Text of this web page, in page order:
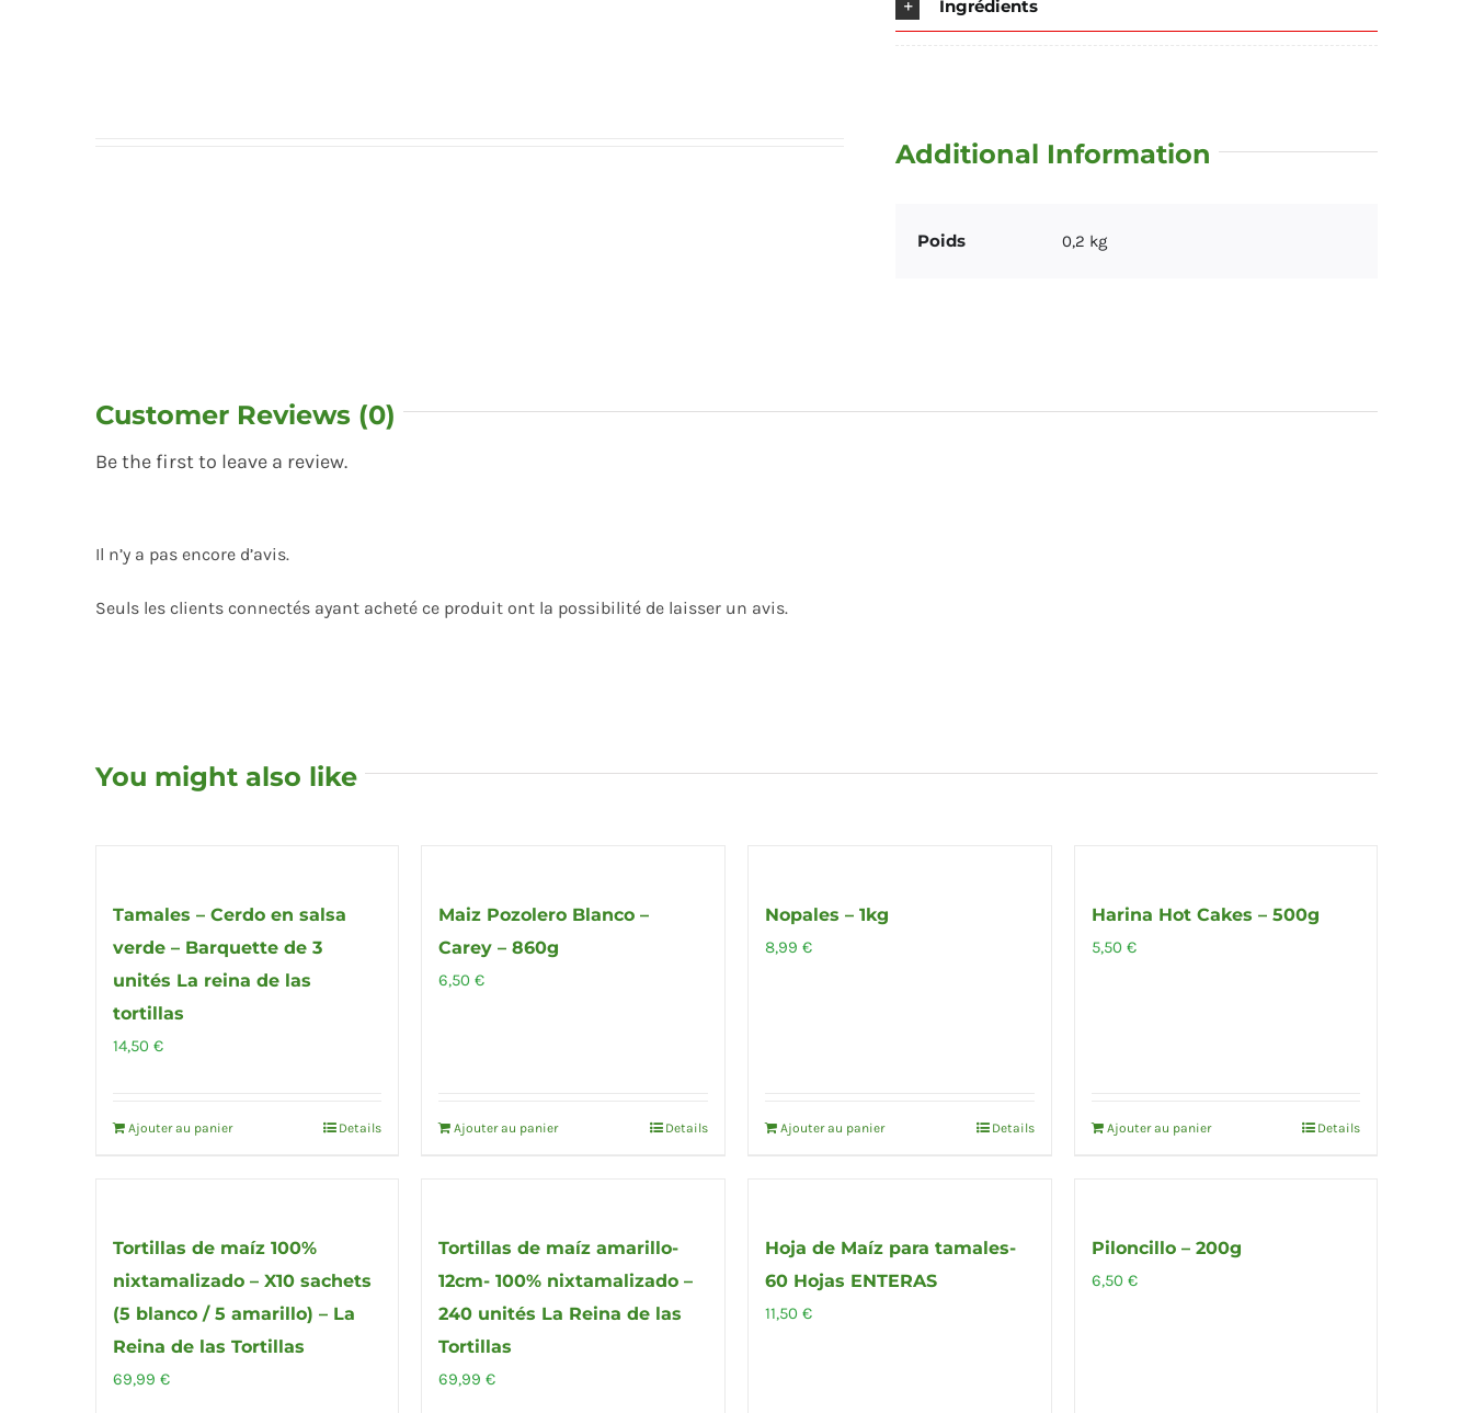
Ingrédients
Additional Information
Poids 0,2 kg
Customer Reviews (0)
Be the first to leave a review.
Il n’y a pas encore d’avis.
Seuls les clients connectés ayant acheté ce produit ont la possibilité de laisser un avis.
You might also like
Tamales – Cerdo en salsa
verde – Barquette de 3
unités La reina de las
tortillas
14,50 €
Ajouter au panier Details
Maiz Pozolero Blanco –
Carey – 860g
6,50€
Ajouter au panier Details
Nopales – 1kg
8,99 €
Ajouter au panier Details
Harina Hot Cakes – 500g
5,50 €
Ajouter au panier Details
Tortillas de maíz 100%
nixtamalizado – X10 sachets
(5 blanco / 5 amarillo) – La
Reina de las Tortillas
69,99 €
Tortillas de maíz amarillo-
12cm- 100% nixtamalizado –
240 unités La Reina de las
Tortillas
69,99€
Hoja de Maíz para tamales-
60 Hojas ENTERAS
11,50 €
Piloncillo – 200g
6,50 €